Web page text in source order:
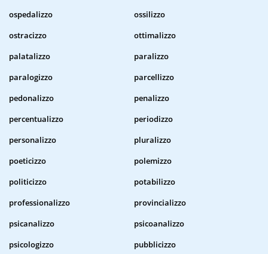
ospedalizzo
ossilizzo
ostracizzo
ottimalizzo
palatalizzo
paralizzo
paralogizzo
parcellizzo
pedonalizzo
penalizzo
percentualizzo
periodizzo
personalizzo
pluralizzo
poeticizzo
polemizzo
politicizzo
potabilizzo
professionalizzo
provincializzo
psicanalizzo
psicoanalizzo
psicologizzo
pubblicizzo